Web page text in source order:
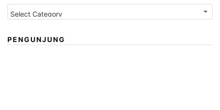
Kategori
PENGUNJUNG